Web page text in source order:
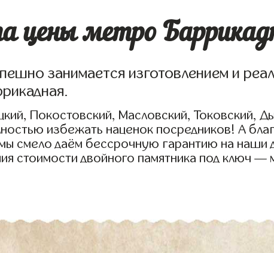
цены метро
занимается изготовлением и
Покостовский, Масловский, Токовский,
избежать наценок посредников! А
смело даём бессрочную гарантию на наши
стоимости двойного памятника под ключ —